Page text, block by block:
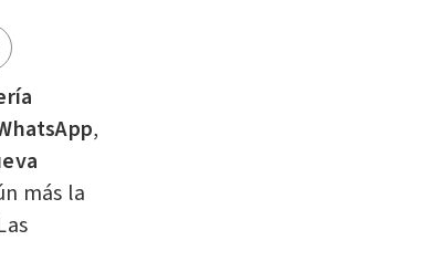
,
más la